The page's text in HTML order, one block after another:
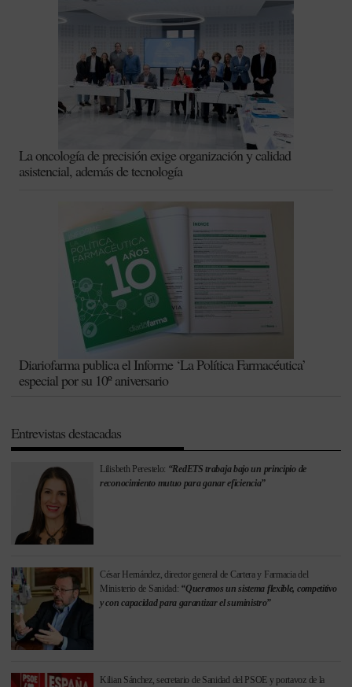
La oncología de precisión exige organización y calidad
asistencial, además de tecnología
Diariofarma publica el Informe ‘La Política Farmacéutica’
especial por su 10º aniversario
Entrevistas destacadas
Lilisbeth Perestelo: “RedETS trabaja bajo un principio de
reconocimiento mutuo para ganar eficiencia”
César Hernández, director general de Cartera y Farmacia del
Ministerio de Sanidad: “Queremos un sistema flexible, competitivo
y con capacidad para garantizar el suministro”
Kilian Sánchez, secretario de Sanidad del PSOE y portavoz de la